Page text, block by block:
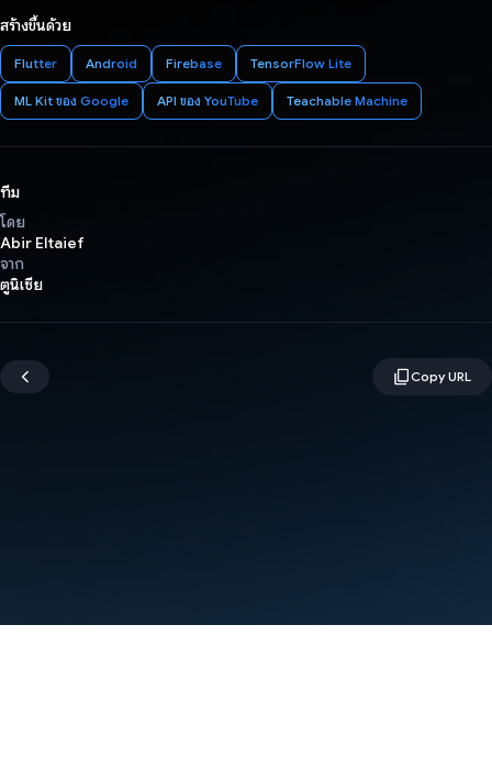
สร้างขึ้นด้วย
Flutter Android Firebase TensorFlow Lite
ML Kit ของ Google API ของ YouTube Teachable Machine
ทีม
โดย
Abir Eltaief
จาก
ตูนิเซีย